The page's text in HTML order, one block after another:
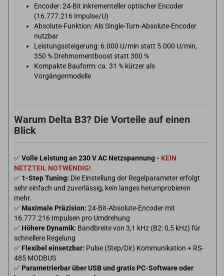
Encoder: 24-Bit inkrementeller optischer Encoder
(16.777.216 Impulse/U)
Absolute-Funktion: Als Single-Turn-Absolute-Encoder
nutzbar
Leistungssteigerung: 6.000 U/min statt 5.000 U/min,
350 % Drehmomentboost statt 300 %
Kompakte Bauform: ca. 31 % kürzer als
Vorgängermodelle
Warum Delta B3? Die Vorteile auf einen
Blick
✅Volle Leistung an 230 V AC Netzspannung - KEIN
NETZTEIL NOTWENDIG!
✅ 1-Step Tuning: Die Einstellung der Regelparameter erfolgt
sehr einfach und zuverlässig, kein langes herumprobieren
mehr.
✅ Maximale Präzision: 24-Bit-Absolute-Encoder mit
16.777.216 Impulsen pro Umdrehung
✅ Höhere Dynamik: Bandbreite von 3,1 kHz (B2: 0,5 kHz) für
schnellere Regelung
✅ Flexibel einsetzbar: Pulse (Step/Dir) Kommunikation + RS-
485 MODBUS
✅ Parametrierbar über USB und gratis PC-Software oder